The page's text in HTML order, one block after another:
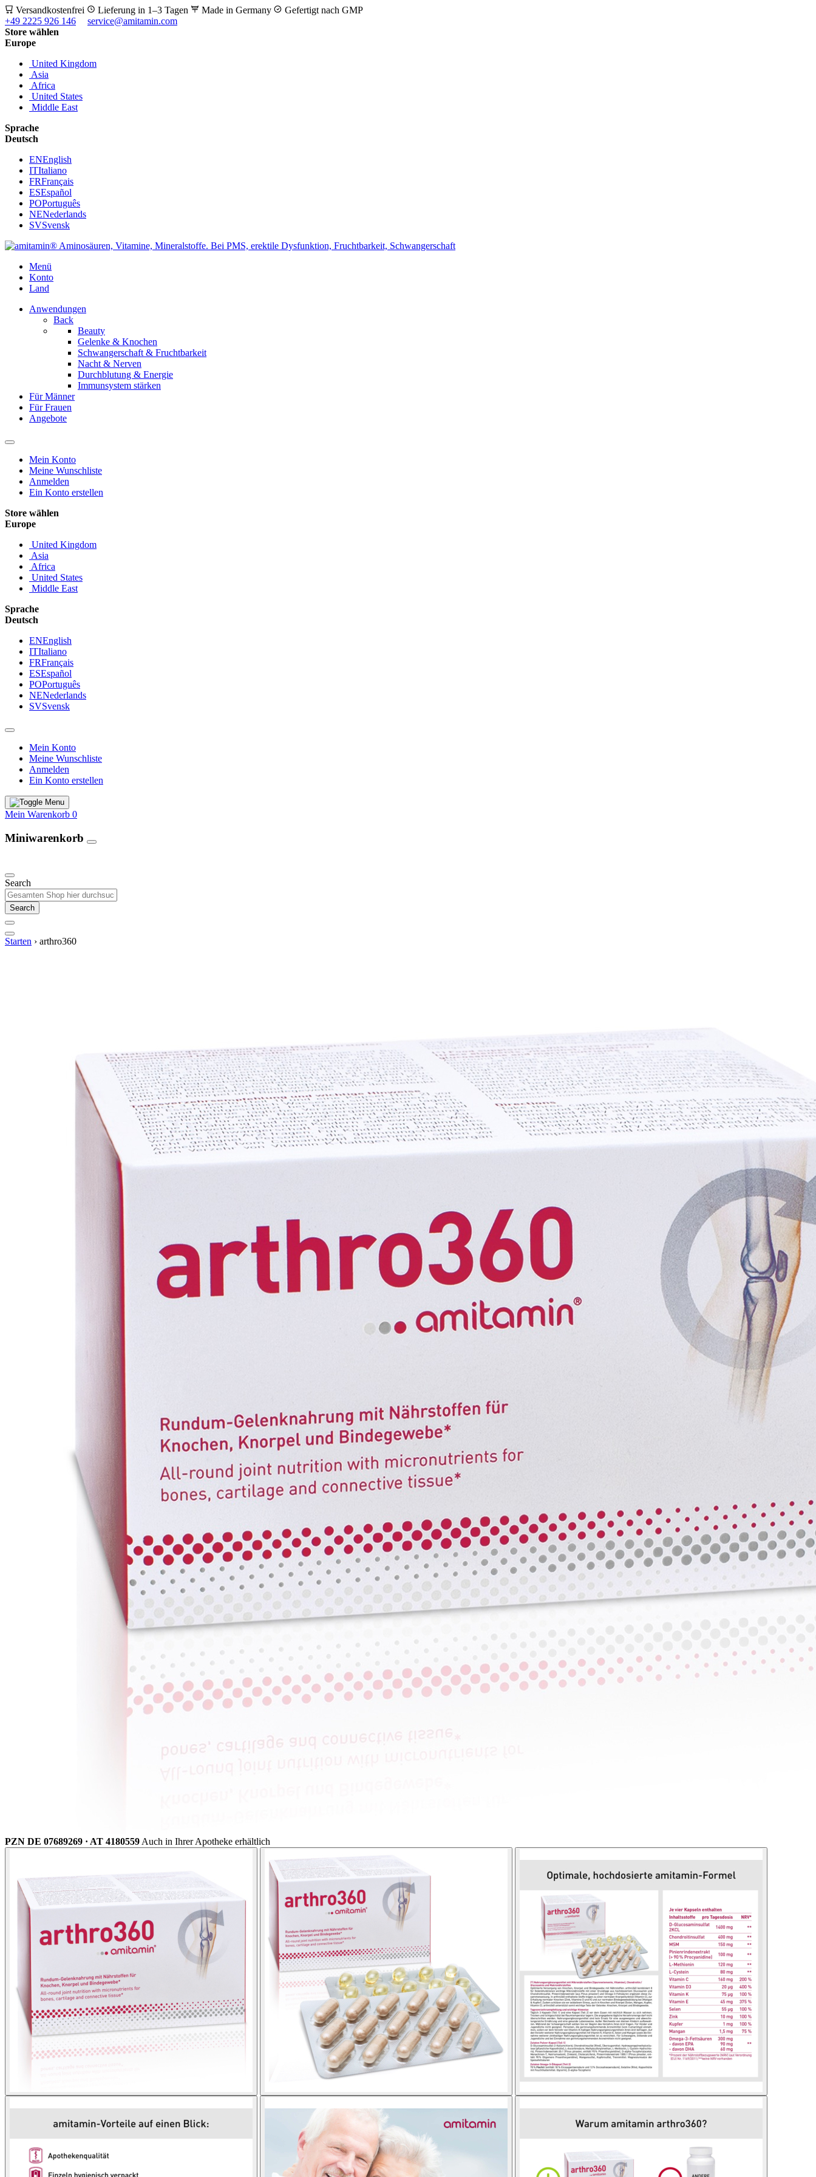
Versandkostenfrei Lieferung in 1–3 Tagen Made in Germany
Gefertigt nach GMP
+49 2225 926 146
service@amitamin.com
Store wählen
Europe
United Kingdom
Asia
Africa
United States
Middle East
Sprache
Deutsch
ENEnglish
ITItaliano
FRFrançais
ESEspañol
POPortuguês
NENederlands
SVSvensk
Menü
Konto
Land
Anwendungen
Back
Beauty
Gelenke & Knochen
Schwangerschaft & Fruchtbarkeit
Nacht & Nerven
Durchblutung & Energie
Immunsystem stärken
Für Männer
Für Frauen
Angebote
Mein Konto
Meine Wunschliste
Anmelden
Ein Konto erstellen
Store wählen
Europe
United Kingdom
Asia
Africa
United States
Middle East
Sprache
Deutsch
ENEnglish
ITItaliano
FRFrançais
ESEspañol
POPortuguês
NENederlands
SVSvensk
Mein Konto
Meine Wunschliste
Anmelden
Ein Konto erstellen
Mein Warenkorb 0
Miniwarenkorb
Search
Search
Starten › arthro360
PZN DE 07689269 · AT 4180559Auch in Ihrer Apotheke erhältlich